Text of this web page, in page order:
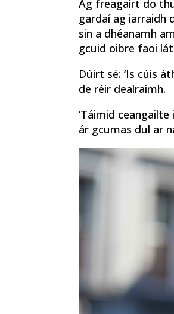
Ag freagairt do
gardaí ag iarraidh
sin a dhéanamh
gcuid oibre faoi
Dúirt sé: ‘Is cúis
de réir dealraimh.
‘Táimid
ár gcumas dul ar